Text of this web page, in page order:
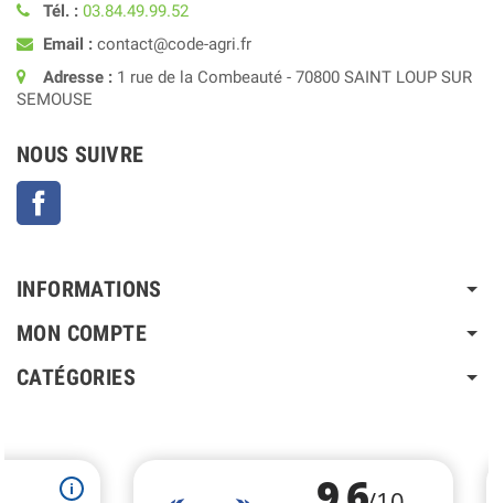
Tél. : 03.84.49.99.52
Email : contact@code-agri.fr
Adresse : 1 rue de la Combeauté - 70800 SAINT LOUP SUR
SEMOUSE
NOUS SUIVRE
INFORMATIONS
MON COMPTE
CATÉGORIES